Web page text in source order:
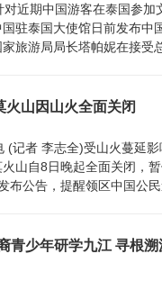
近期中国游客在泰国参加
驻泰国大使馆日前发布中
旅游局局长塔帕妮在接受
火山因山火全面关闭
(记者 李志全)受山火蔓延
山自8日晚起全面关闭，暂
布公告，提醒领区中国公
青少年研学九江 寻根